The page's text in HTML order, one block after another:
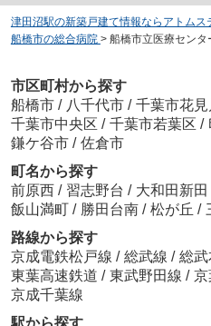
津田沼駅の新築戸建て情報ならアトムス
船橋市の総合病院 > 船橋市立医療センタ
市区町村から探す
船橋市 / 八千代市 / 千葉市花見
千葉市中央区 / 千葉市若葉区 /
鎌ケ谷市 / 佐倉市
町名から探す
前原西 / 習志野台 / 大和田新田
飯山満町 / 勝田台南 / 松が丘 /
路線から探す
京成電鉄松戸線 / 総武線 / 総武
東葉高速鉄道 / 東武野田線 / 京
京成千葉線
駅から探す